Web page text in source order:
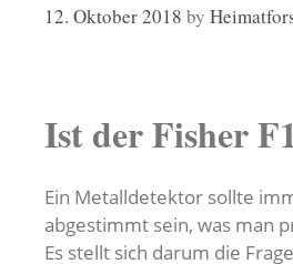
12. Oktober 2018 by
Ist der Fisher
Ein Metalldetektor sollte
abgestimmt sein, was man
Es stellt sich darum die